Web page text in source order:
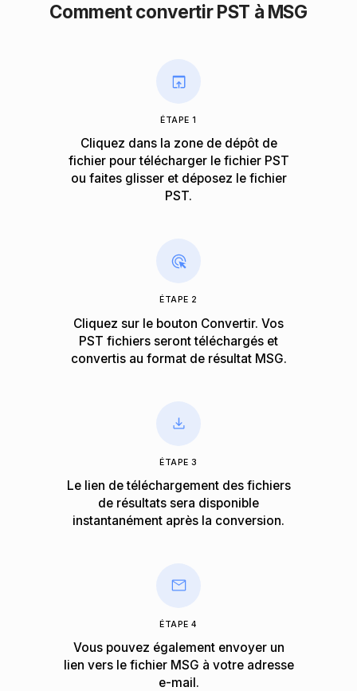
Comment convertir PST à MSG
ÉTAPE 1
Cliquez dans la zone de dépôt de
fichier pour télécharger le fichier PST
ou faites glisser et déposez le fichier
PST.
ÉTAPE 2
Cliquez sur le bouton Convertir. Vos
PST fichiers seront téléchargés et
convertis au format de résultat MSG.
ÉTAPE 3
Le lien de téléchargement des fichiers
de résultats sera disponible
instantanément après la conversion.
ÉTAPE 4
Vous pouvez également envoyer un
lien vers le fichier MSG à votre adresse
e-mail.